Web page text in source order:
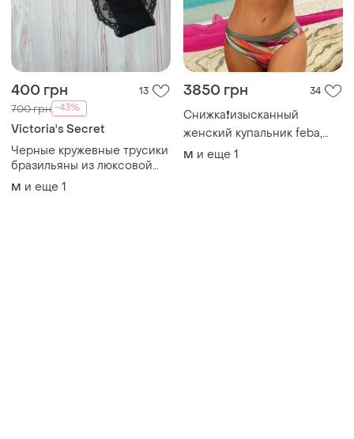
400 грн 13
700 грн -43%
Victoria's Secret
Черные кружевные трусики
бразильяны из люксовой
коллекции виктория секрет
оригинал very sexy victoria’s
M и еще 1
3850 грн 34
Снижка❗️изысканный
женский купальник feba,
коллекция 2024🔥💝
M и еще 1